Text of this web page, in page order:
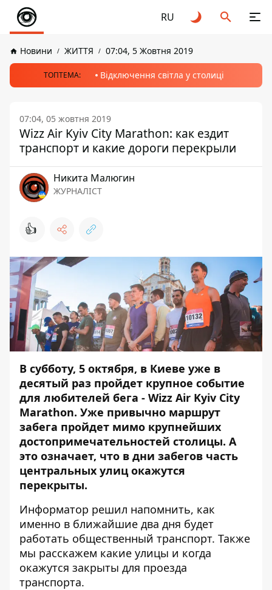
RU
Новини ЖИТТЯ 07:04, 5 Жовтня 2019
ТОПТЕМА: Відключення світла у столиці
07:04, 05 жовтня 2019
Wizz Air Kyiv City Marathon: как ездит
транспорт и какие дороги перекрыли
Никита Малюгин
ЖУРНАЛІСТ
👍
В субботу, 5 октября, в Киеве уже в
десятый раз пройдет крупное событие
для любителей бега - Wizz Air Kyiv City
Marathon. Уже привычно маршрут
забега пройдет мимо крупнейших
достопримечательностей столицы. А
это означает, что в дни забегов часть
центральных улиц окажутся
перекрыты.
Информатор решил напомнить, как
именно в ближайшие два дня будет
работать общественный транспорт. Также
мы расскажем какие улицы и когда
окажутся закрыты для проезда
транспорта.